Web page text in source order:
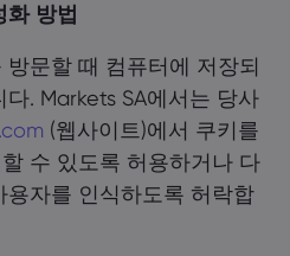
방법
문할 때 컴퓨터에 저장되
. Markets SA에서는 당사
(웹사이트)에서 쿠키를
수 있도록 허용하거나 다
자를 인식하도록 허락합